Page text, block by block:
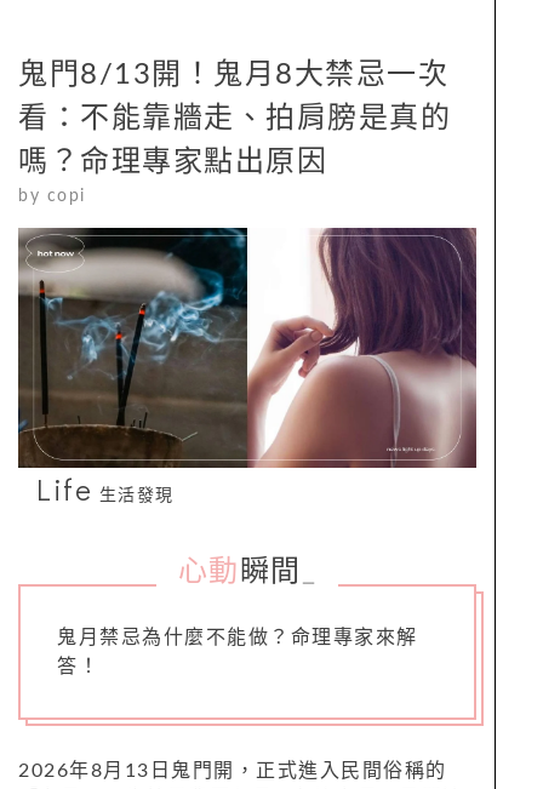
鬼門8/13開！鬼月8大禁忌一次
看：不能靠牆走、拍肩膀是真的
嗎？命理專家點出原因
by copi
Life 生活發現
心動 瞬間
鬼月禁忌為什麼不能做？命理專家來解
答！
2026年8月13日鬼門開，正式進入民間俗稱的